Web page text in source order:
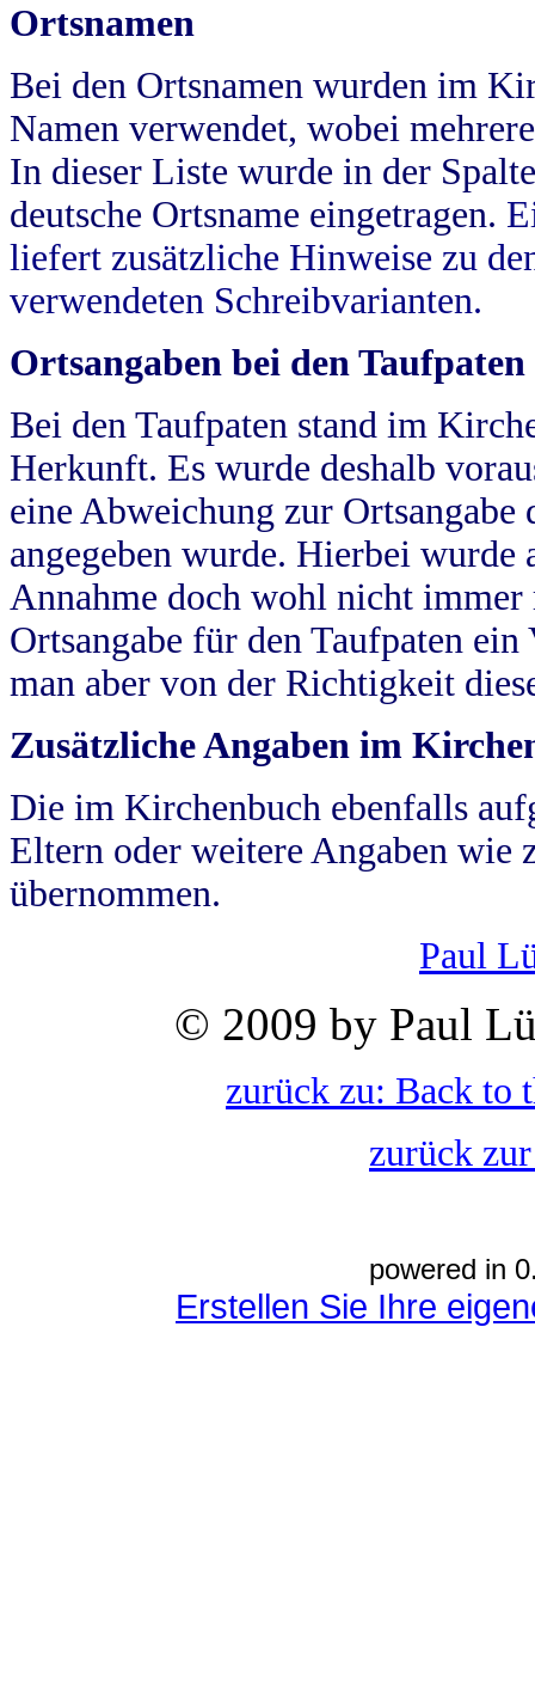
Ortsnamen
Bei den Ortsnamen wurden im
Namen verwendet, wobei
In dieser Liste wurde in der
deutsche Ortsname eingetragen.
liefert zusätzliche Hinweise zu
verwendeten Schreibvarianten.
Ortsangaben bei den Taufpaten
Bei den Taufpaten stand im
Herkunft. Es wurde deshalb
eine Abweichung zur
angegeben wurde. Hierbei wurde
Annahme doch wohl nicht
Ortsangabe für den Taufpaten
man aber von der Richtigkeit
Zusätzliche Angaben im
Die im Kirchenbuch ebenfalls
Eltern oder weitere Angaben wie
übernommen.
Paul
© 2009 by Paul
zurück zu: Back to
zurück
powered in
Erstellen Sie Ihre